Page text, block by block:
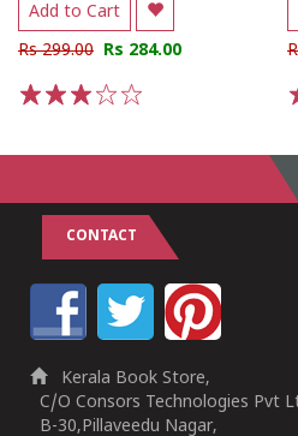
Add to Cart
Rs 299.00 Rs 284.00
CONTACT
Kerala Book Store,
C/O Consors Technologies Pvt
B-30,Pillaveedu Nagar,